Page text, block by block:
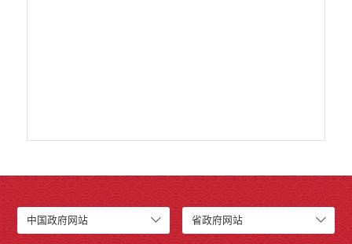
中国政府网站 省政府网站